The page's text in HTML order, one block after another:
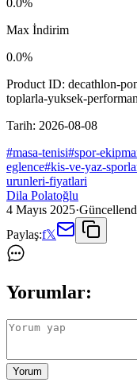
Max İndirim
0.0%
Product ID: decathlon-
toplarla-yuksek-
Tarih: 2026-08-08
#masa-tenisi#spor-
eglence#kis-ve-yaz-
urunleri-fiyatlari
Dila Polatoğlu
4 Mayıs 2025·
Paylaş:f𝕏
Yorumlar:
Yorum